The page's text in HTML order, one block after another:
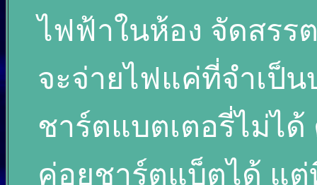
ไฟฟ้าในห้อง จัดสรร
จะจ่ายไฟแค่ที่จำเป็
ชาร์ตแบตเตอรี่ไม่ได้
ค่อยชาร์ตแบ็ตได้ แต่